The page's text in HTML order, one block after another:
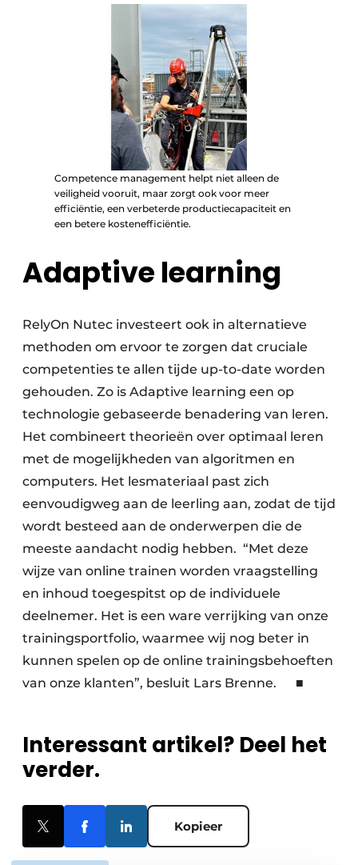
Competence management helpt niet alleen de
veiligheid vooruit, maar zorgt ook voor meer
efficiëntie, een verbeterde productiecapaciteit en
een betere kostenefficiëntie.
Adaptive learning
RelyOn Nutec investeert ook in alternatieve
methoden om ervoor te zorgen dat cruciale
competenties te allen tijde up-to-date worden
gehouden. Zo is Adaptive learning een op
technologie gebaseerde benadering van leren.
Het combineert theorieën over optimaal leren
met de mogelijkheden van algoritmen en
computers. Het lesmateriaal past zich
eenvoudigweg aan de leerling aan, zodat de tijd
wordt besteed aan de onderwerpen die de
meeste aandacht nodig hebben. “Met deze
wijze van online trainen worden vraagstelling
en inhoud toegespitst op de individuele
deelnemer. Het is een ware verrijking van onze
trainingsportfolio, waarmee wij nog beter in
kunnen spelen op de online trainingsbehoeften
van onze klanten”, besluit Lars Brenne. ■
Interessant artikel? Deel het
verder.
Kopieer